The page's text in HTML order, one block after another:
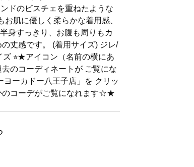
ドのビスチェを重ねたような
肌に優しく柔らかな着用感、
身すっきり、お腹も周りもカ
丈感です。 (着用サイズ) ジレ/
⭐︎★アイコン（名前の横にあ
のコーディネートが ご覧にな
ーカドー八王子店」を クリッ
のコーデがご覧になれます☆★